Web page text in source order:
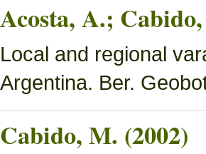
Acosta, A.;
Local and regional
Argentina. Ber.
Cabido, M. (2002)